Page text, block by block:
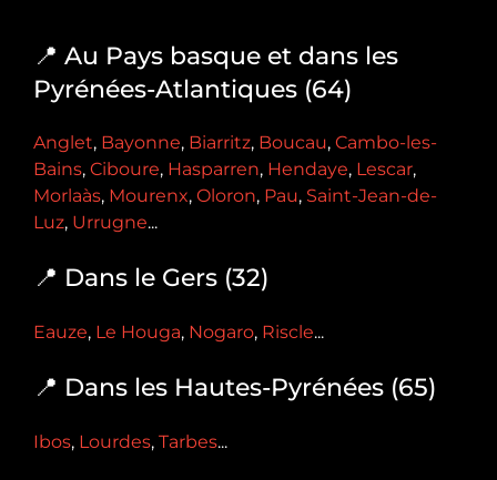
📍 Au Pays basque et dans les
Pyrénées-Atlantiques (64)
Anglet, Bayonne, Biarritz, Boucau, Cambo-les-
Bains, Ciboure, Hasparren, Hendaye, Lescar,
Morlaàs, Mourenx, Oloron, Pau, Saint-Jean-de-
Luz, Urrugne...
📍 Dans le Gers (32)
Eauze, Le Houga, Nogaro, Riscle...
📍 Dans les Hautes-Pyrénées (65)
Ibos, Lourdes, Tarbes...